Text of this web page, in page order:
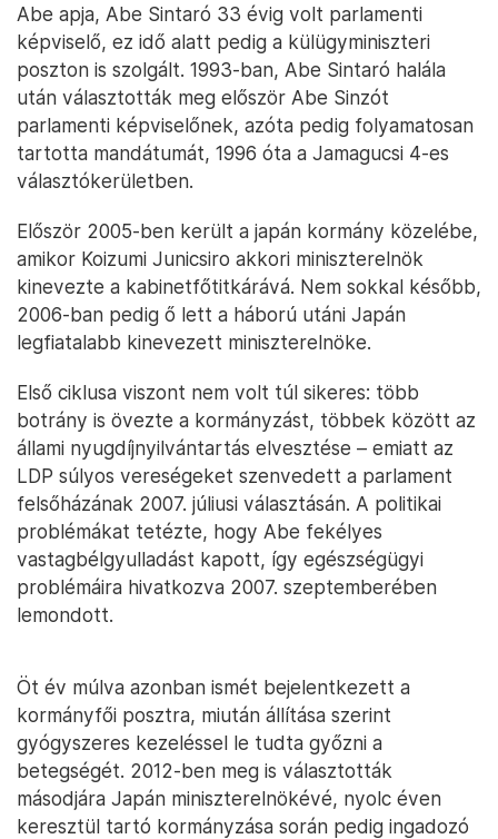
Abe apja, Abe Sintaró 33 évig volt parlamenti
képviselő, ez idő alatt pedig a külügyminiszteri
poszton is szolgált. 1993-ban, Abe Sintaró halála
után választották meg először Abe Sinzót
parlamenti képviselőnek, azóta pedig folyamatosan
tartotta mandátumát, 1996 óta a Jamagucsi 4-es
választókerületben.
Először 2005-ben került a japán kormány közelébe,
amikor Koizumi Junicsiro akkori miniszterelnök
kinevezte a kabinetfőtitkárává. Nem sokkal később,
2006-ban pedig ő lett a háború utáni Japán
legfiatalabb kinevezett miniszterelnöke.
Első ciklusa viszont nem volt túl sikeres: több
botrány is övezte a kormányzást, többek között az
állami nyugdíjnyilvántartás elvesztése – emiatt az
LDP súlyos vereségeket szenvedett a parlament
felsőházának 2007. júliusi választásán. A politikai
problémákat tetézte, hogy Abe fekélyes
vastagbélgyulladást kapott, így egészségügyi
problémáira hivatkozva 2007. szeptemberében
lemondott.
Öt év múlva azonban ismét bejelentkezett a
kormányfői posztra, miután állítása szerint
gyógyszeres kezeléssel le tudta győzni a
betegségét. 2012-ben meg is választották
másodjára Japán miniszterelnökévé, nyolc éven
keresztül tartó kormányzása során pedig ingadozó